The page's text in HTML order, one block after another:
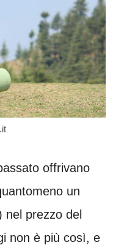
offrivano
un
nel prezzo del
non è più così, e